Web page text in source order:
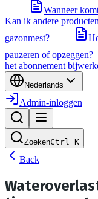
Wanneer
Kan ik andere
gazonmest?
pauzeren of opzeggen?
het abonnement
Nederlands
Admin-inloggen
ZoekenCtrl K
Back